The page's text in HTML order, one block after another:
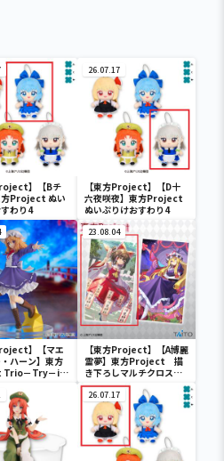
】【Bチ
方Project ぬい
わり4
26.07.17
【東方Project】【D十
六夜咲夜】東方Project
ぬいぷりけおすわり4
】【マエ
ハーン】東方
－Try－iT
・ハーンー
23.08.04
【東方Project】【A博麗
霊夢】東方Project 描
き下ろしマルチクロス
vol.7
26.07.17